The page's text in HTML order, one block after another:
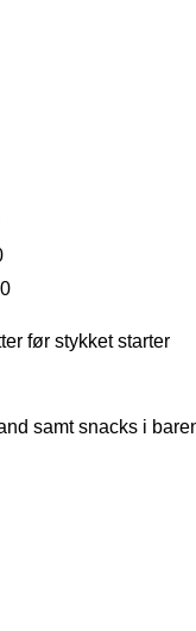
før stykket starter
samt snacks i